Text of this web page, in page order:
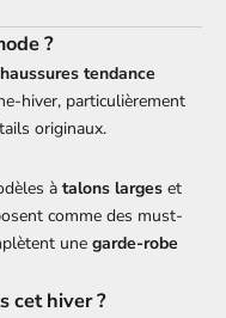
?
tendance
hiver, particulièrement
originaux.
à talons larges et
comme des must-
une garde-robe
cet hiver ?